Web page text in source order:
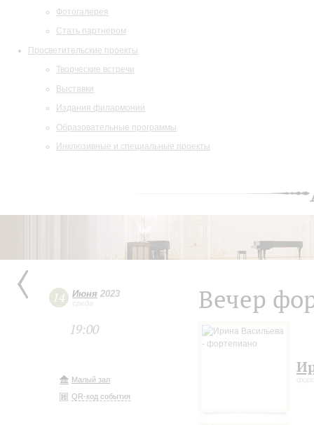
Фотогалерея
Стать партнером
Просветительские проекты
Творческие встречи
Выставки
Издания филармонии
Образовательные программы
Инклюзивные и специальные проекты
14 Июня 2023
среда
19:00
Малый зал
QR-код события
Вечер